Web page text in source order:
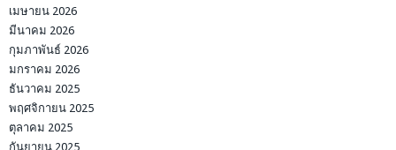
เมษายน 2026
มีนาคม 2026
กุมภาพันธ์ 2026
มกราคม 2026
ธันวาคม 2025
พฤศจิกายน 2025
ตุลาคม 2025
กันยายน 2025